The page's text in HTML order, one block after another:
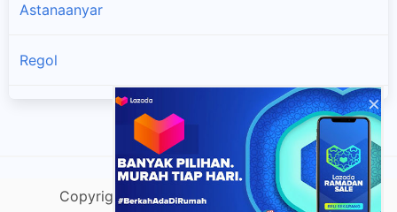
Astanaanyar
Regol
Copyright @ lacako.com | Sitemap | v.Do
×